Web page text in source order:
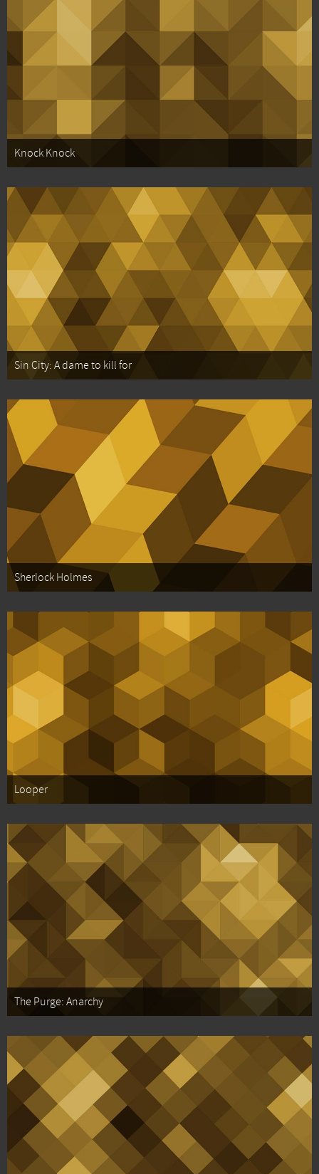
Knock Knock
Sin City: A dame to kill for
Sherlock Holmes
Looper
The Purge: Anarchy